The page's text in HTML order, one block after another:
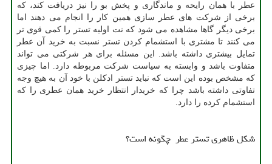
عطر با همان رایحه و ماندگاری و پخش بو را نیز دریافت کند، که
برخی از شرکت های عطر سازی همین کار را انجام می دهند اما
برخی دیگر گاها مشاهده می شود که نت اولیه تستر را کمی قوی تر
می کنند تا مشتری با استشمام کردن تستر نسبت به خرید آن عطر
تمایل بیشتری داشته باشد. این مسئله برای هر شرکتی می تواند
متفاوت باشد و وابسته به سیاست شرکت مربوطه دارد. اما چیزی
که مشخص بوده این است که نباید تستر ادکلن با خود آن به هیچ وجه
تفاوتی داشته باشد چرا که خریدار انتظار خرید همان عطری را که
استشمام کرده را دارد.
شکل ظاهری تستر عطر چگونه است؟